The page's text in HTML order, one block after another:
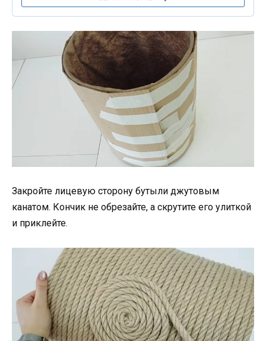
Закройте лицевую сторону бутыли джутовым
канатом. Кончик не обрезайте, а скрутите его улиткой
и приклейте.